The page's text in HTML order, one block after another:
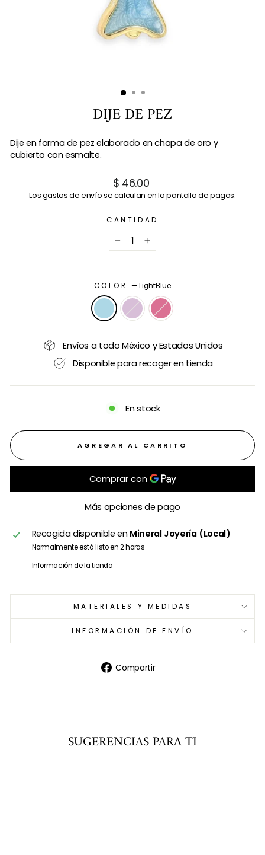
DIJE DE PEZ
Dije en forma de pez elaborado en chapa de oro y
cubierto con esmalte.
Precio
habitual
$ 46.00
Losgastos de envíose calculan en la pantalla de pagos.
CANTIDAD
− +
COLOR—LightBlue
Envíos a todo México y Estados Unidos
Disponible para recoger en tienda
En stock
AGREGAR AL CARRITO
Más opciones de pago
Recogida disponible en Mineral Joyería (Local)
Normalmente está listo en 2 horas
Información de la tienda
MATERIALES Y MEDIDAS
INFORMACIÓN DE ENVÍO
Compartir
SUGERENCIAS PARA TI